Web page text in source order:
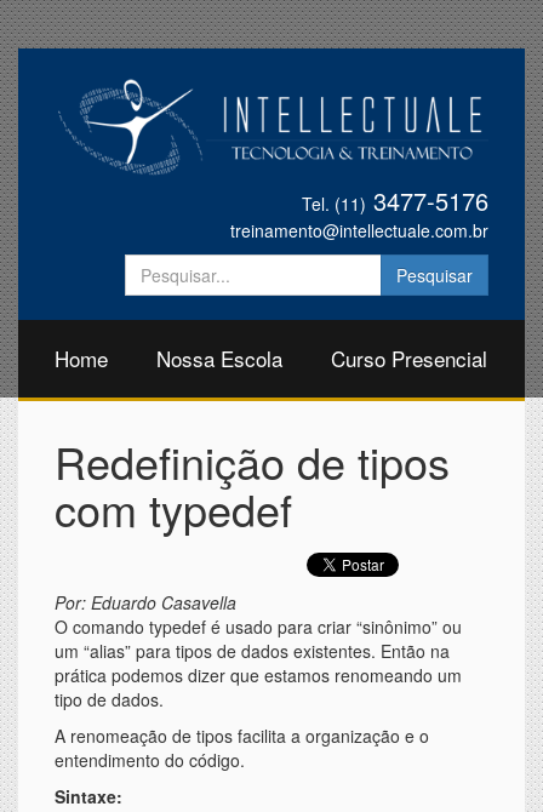
Tel. (11) 3477-5176
treinamento@intellectuale.com.br
Home Nossa Escola Curso Presencial
Redefinição de tipos
com typedef
Por: Eduardo Casavella
O comando typedef é usado para criar “sinônimo” ou
um “alias” para tipos de dados existentes. Então na
prática podemos dizer que estamos renomeando um
tipo de dados.
A renomeação de tipos facilita a organização e o
entendimento do código.
Sintaxe: